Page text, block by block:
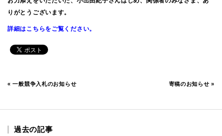
りがとうございます。
詳細はこちらをご覧ください。
«一般競争入札のお知らせ 寄稿のお知らせ »
過去の記事